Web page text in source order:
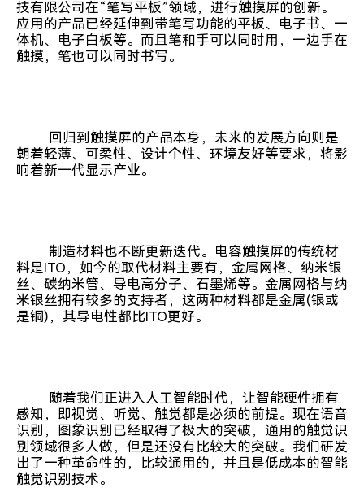
技有限公司在“笔写平板”领域，进行触摸屏的创新。
应用的产品已经延伸到带笔写功能的平板、电子书、一
体机、电子白板等。而且笔和手可以同时用，一边手在
触摸，笔也可以同时书写。
回归到触摸屏的产品本身，未来的发展方向则是
朝着轻薄、可柔性、设计个性、环境友好等要求，将影
响着新一代显示产业。
制造材料也不断更新迭代。电容触摸屏的传统材
料是ITO，如今的取代材料主要有，金属网格、纳米银
丝、碳纳米管、导电高分子、石墨烯等。金属网格与纳
米银丝拥有较多的支持者，这两种材料都是金属(银或
是铜)，其导电性都比ITO更好。
随着我们正进入人工智能时代，让智能硬件拥有
感知，即视觉、听觉、触觉都是必须的前提。现在语音
识别，图象识别已经取得了极大的突破，通用的触觉识
别领域很多人做，但是还没有比较大的突破。我们研发
出了一种革命性的，比较通用的，并且是低成本的智能
触觉识别技术。